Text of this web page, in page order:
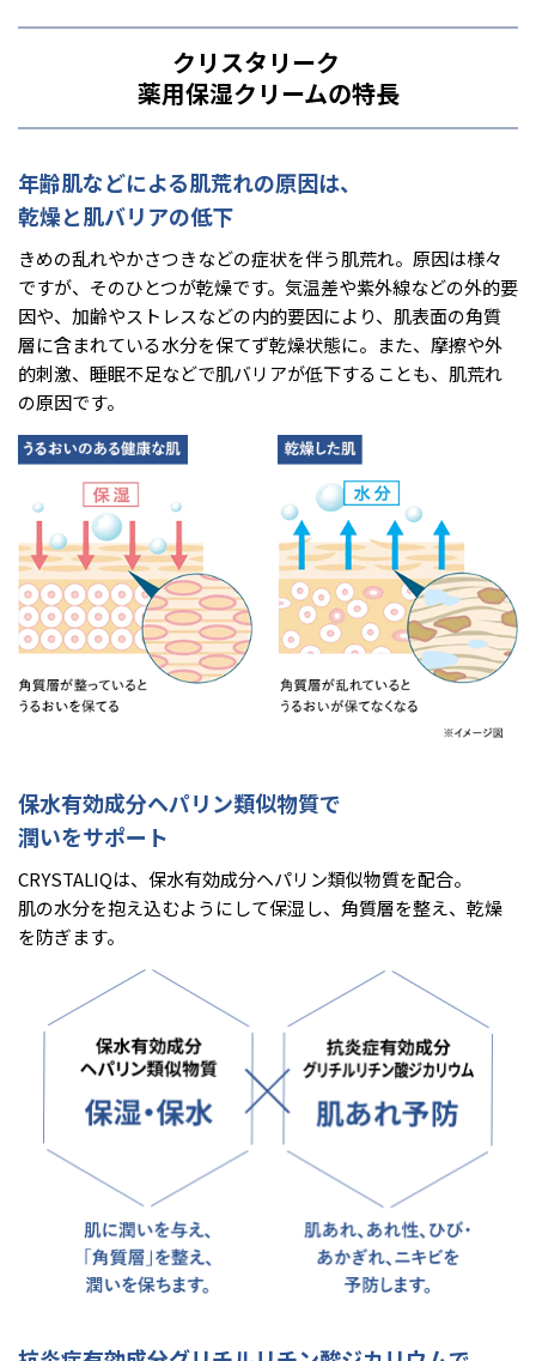
クリスタリーク
薬用保湿クリームの特長
年齢肌などによる肌荒れの原因は、
乾燥と肌バリアの低下
きめの乱れやかさつきなどの症状を伴う肌荒れ。原因は様々
ですが、そのひとつが乾燥です。気温差や紫外線などの外的要
因や、加齢やストレスなどの内的要因により、肌表面の角質
層に含まれている水分を保てず乾燥状態に。また、摩擦や外
的刺激、睡眠不足などで肌バリアが低下することも、肌荒れ
の原因です。
保水有効成分ヘパリン類似物質で
潤いをサポート
CRYSTALIQは、保水有効成分ヘパリン類似物質を配合。
肌の水分を抱え込むようにして保湿し、角質層を整え、乾燥
を防ぎます。